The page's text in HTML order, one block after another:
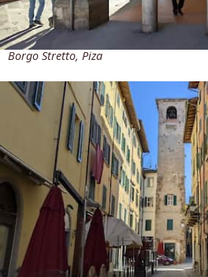
Borgo Stretto, Piza